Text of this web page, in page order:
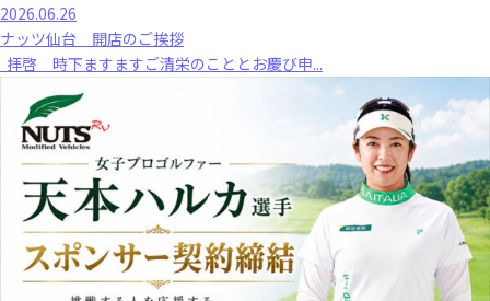
2026.06.26
ナッツ仙台 開店のご挨拶
拝啓 時下ますますご清栄のこととお慶び申...